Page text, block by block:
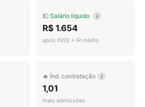
💵 Salário líquido i
R$ 1.654
após INSS + IR médio
🔥 Índ. contratação i
1,01
mais admissões